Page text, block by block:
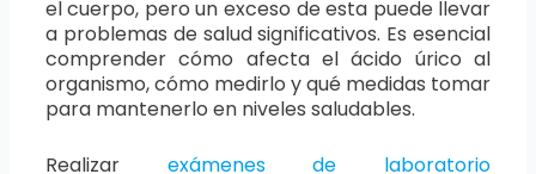
el cuerpo, pero un exceso de esta puede llevar
a problemas de salud significativos. Es esencial
comprender cómo afecta el ácido úrico al
organismo, cómo medirlo y qué medidas tomar
para mantenerlo en niveles saludables.
Realizar exámenes de laboratorio